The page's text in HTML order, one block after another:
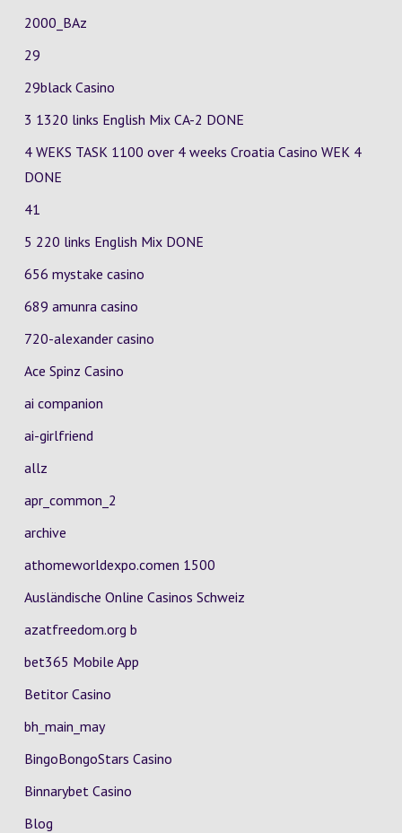
2000_BAz
29
29black Casino
3 1320 links English Mix CA-2 DONE
4 WEKS TASK 1100 over 4 weeks Croatia Casino WEK 4
DONE
41
5 220 links English Mix DONE
656 mystake casino
689 amunra casino
720-alexander casino
Ace Spinz Casino
ai companion
ai-girlfriend
allz
apr_common_2
archive
athomeworldexpo.comen 1500
Ausländische Online Casinos Schweiz
azatfreedom.org b
bet365 Mobile App
Betitor Casino
bh_main_may
BingoBongoStars Casino
Binnarybet Casino
Blog